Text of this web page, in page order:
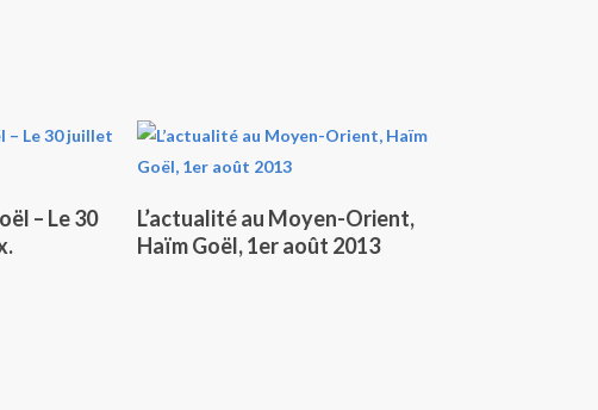
– Le 30
Lire La Suite
L’actualité au Moyen-Orient,
Haïm Goël, 1er août 2013